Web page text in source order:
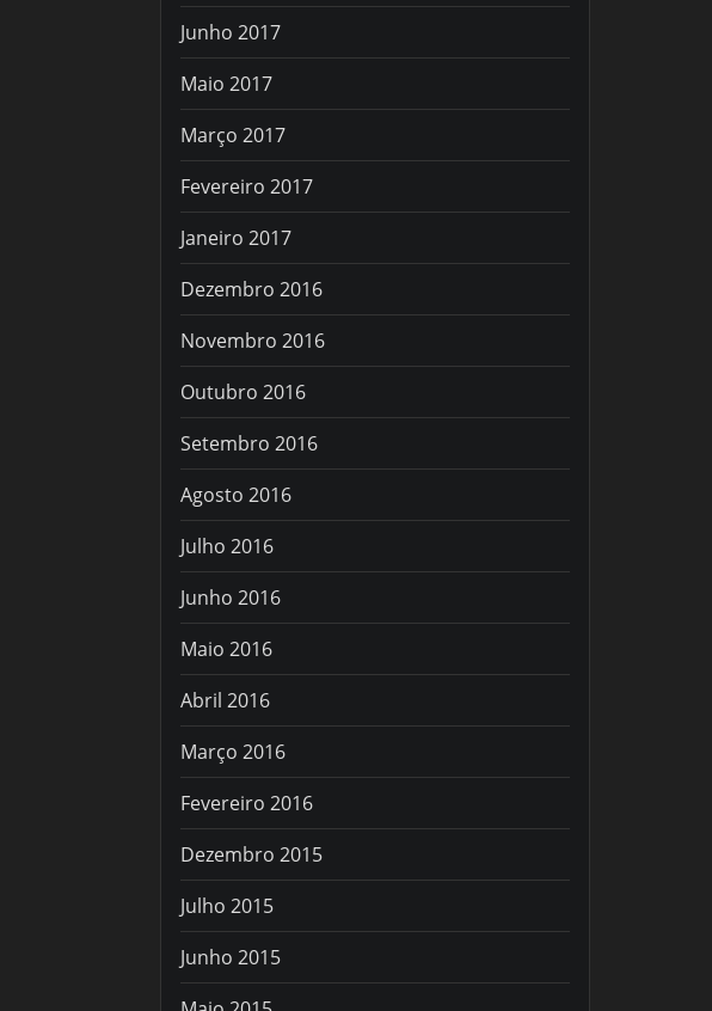
Junho 2017
Maio 2017
Março 2017
Fevereiro 2017
Janeiro 2017
Dezembro 2016
Novembro 2016
Outubro 2016
Setembro 2016
Agosto 2016
Julho 2016
Junho 2016
Maio 2016
Abril 2016
Março 2016
Fevereiro 2016
Dezembro 2015
Julho 2015
Junho 2015